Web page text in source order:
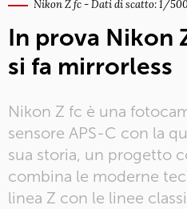
Nikon Z fc - Dati di scatto: 1/
In prova Nikon
si fa mirrorless
Nikon Z fc è una
sensore APS-C con la
sua storia, un progetto
combina le moderne
linea Z con le linee